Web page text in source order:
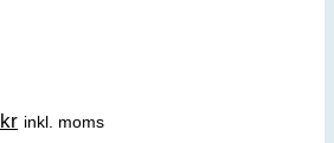
krDet
inkl. moms